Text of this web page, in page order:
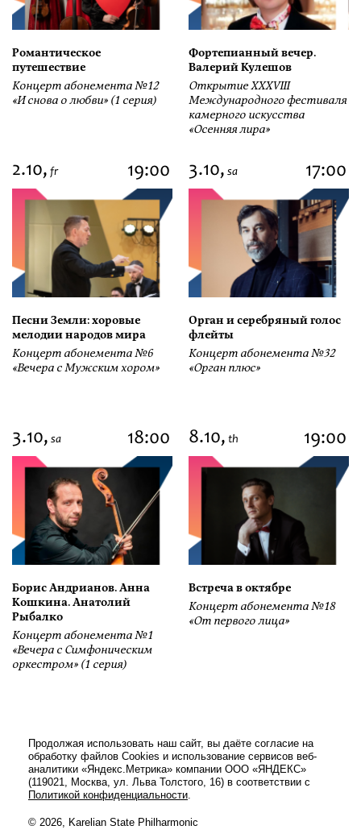
Романтическое
путешествие
Концерт абонемента №12
«И снова о любви» (1 серия)
Фортепианный вечер.
Валерий Кулешов
Открытие ХХХVIII
Международного фестиваля
камерного искусства
«Осенняя лира»
2.10, fr 19:00
Песни Земли: хоровые
мелодии народов мира
Концерт абонемента №6
«Вечера с Мужским хором»
3.10, sa 17:00
Орган и серебряный голос
флейты
Концерт абонемента №32
«Орган плюс»
3.10, sa 18:00
Борис Андрианов. Анна
Кошкина. Анатолий
Рыбалко
Концерт абонемента №1
«Вечера с Симфоническим
оркестром» (1 серия)
8.10, th 19:00
Встреча в октябре
Концерт абонемента №18
«От первого лица»
Продолжая использовать наш сайт, вы даёте согласие на
обработку файлов Cookies и использование сервисов веб-
аналитики «Яндекс.Метрика» компании ООО «ЯНДЕКС»
(119021, Москва, ул. Льва Толстого, 16) в соответствии с
Политикой конфиденциальности.
© 2026, Karelian State Philharmonic